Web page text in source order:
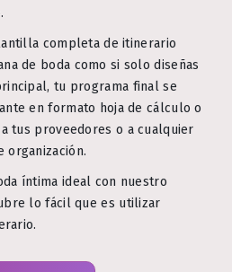
completa de itinerario
de boda como si solo diseñas
tu programa final se
en formato hoja de cálculo o
tus proveedores o a cualquier
organización.
íntima ideal con nuestro
lo fácil que es utilizar